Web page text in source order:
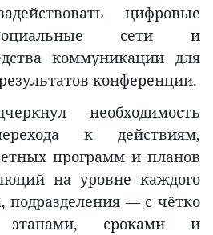
цифровые
сети и
коммуникации для
конференции.
необходимость
к действиям,
программ и планов
на уровне каждого
подразделения — с чётко
этапами, сроками и